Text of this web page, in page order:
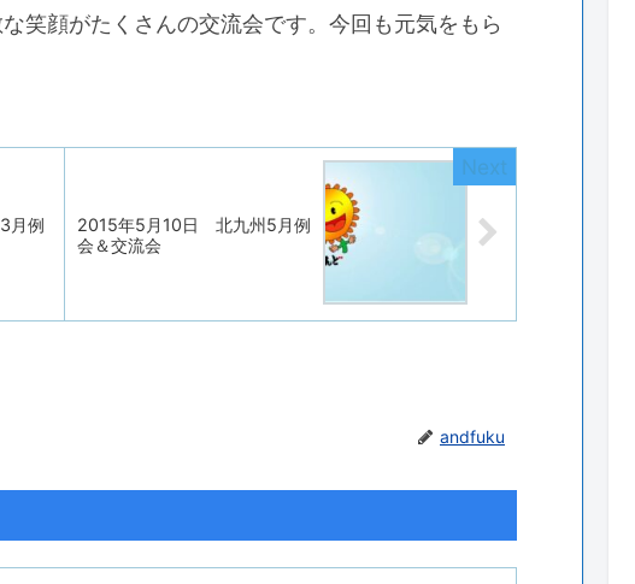
笑顔がたくさんの交流会です。今回も元気をもら
月例
2015年5月10日 北九州5月例
会＆交流会
andfuku